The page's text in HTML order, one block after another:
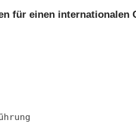
für einen internationalen